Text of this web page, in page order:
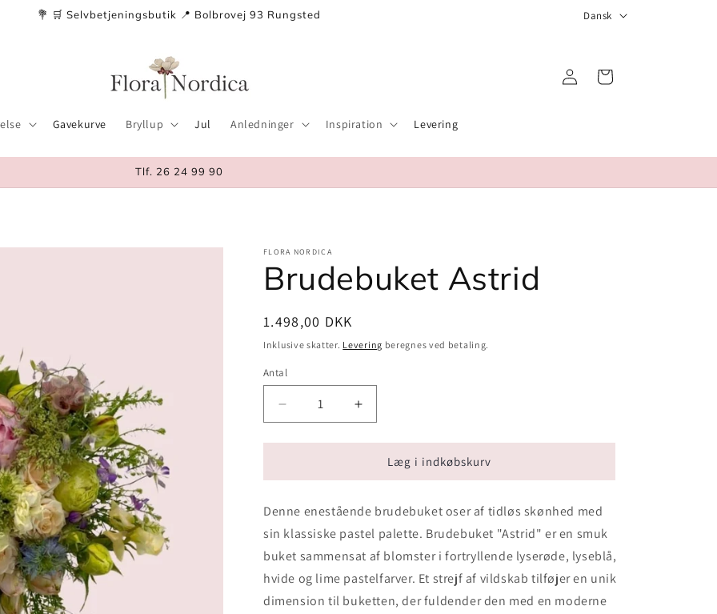
💐 🛒 Selvbetjeningsbutik 📍 Bolbrovej 93 Rungsted
S
o
Dansk
Gavekurve Bryllup Jul Anledninger Inspiration Levering
Log
ind
Indkøbskurv
Tlf. 26 24 99 90
FLORA NORDICA
Brudebuket Astrid
Normalpris
1.498,00 DKK
Inklusive skatter. Levering beregnes ved betaling.
Antal
Antal
Reducer
antallet
for
Astrid
Øg
antallet
for
Brudebuket
Astrid
Læg i indkøbskurv
Denne enestående brudebuket oser af tidløs skønhed med
sin klassiske pastel palette. Brudebuket "Astrid" er en smuk
buket sammensat af blomster i fortryllende lyserøde, lyseblå,
hvide og lime pastelfarver. Et strejf af vildskab tilføjer en unik
dimension til buketten, der fuldender den med en moderne